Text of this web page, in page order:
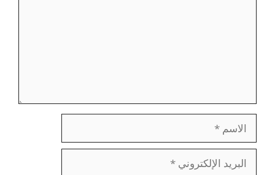
الإلكتروني